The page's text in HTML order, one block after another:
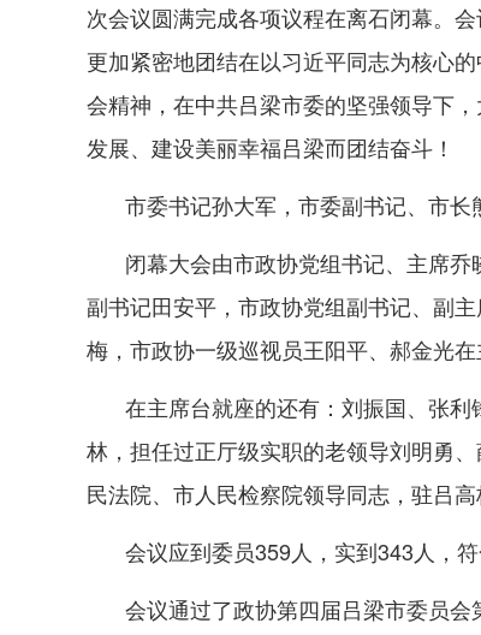
次会议圆满完成各项议程在离石闭幕。
更加紧密地团结在以习近平同志为核心
会精神，在中共吕梁市委的坚强领导下
发展、建设美丽幸福吕梁而团结奋斗！
市委书记孙大军，市委副书记、市长
闭幕大会由市政协党组书记、主席
副书记田安平，市政协党组副书记、副
梅，市政协一级巡视员王阳平、郝金光在
在主席台就座的还有：刘振国、张
林，担任过正厅级实职的老领导刘明勇
民法院、市人民检察院领导同志，驻吕
会议应到委员359人，实到343人，符
会议通过了政协第四届吕梁市委员